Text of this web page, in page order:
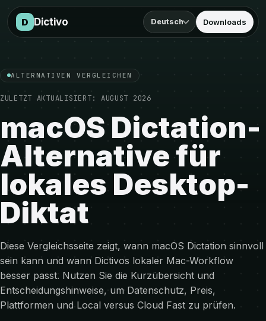
Zum Vergleich springen
D Dictivo Deutsch Downloads
ALTERNATIVEN VERGLEICHEN
ZULETZT AKTUALISIERT: AUGUST 2026
macOS Dictation-
Alternative für
lokales Desktop-
Diktat
Diese Vergleichsseite zeigt, wann macOS Dictation sinnvoll
sein kann und wann Dictivos lokaler Mac-Workflow
besser passt. Nutzen Sie die Kurzübersicht und
Entscheidungshinweise, um Datenschutz, Preis,
Plattformen und Local versus Cloud Fast zu prüfen.